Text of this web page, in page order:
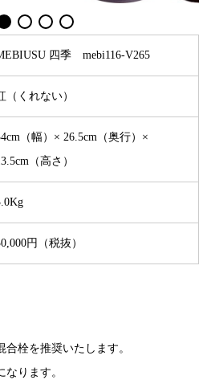
四季 mebi116-V265
（くれない）
（幅）× 26.5cm（奥行）×
（高さ）
円（税抜）
栓を推奨いたします。
ります。